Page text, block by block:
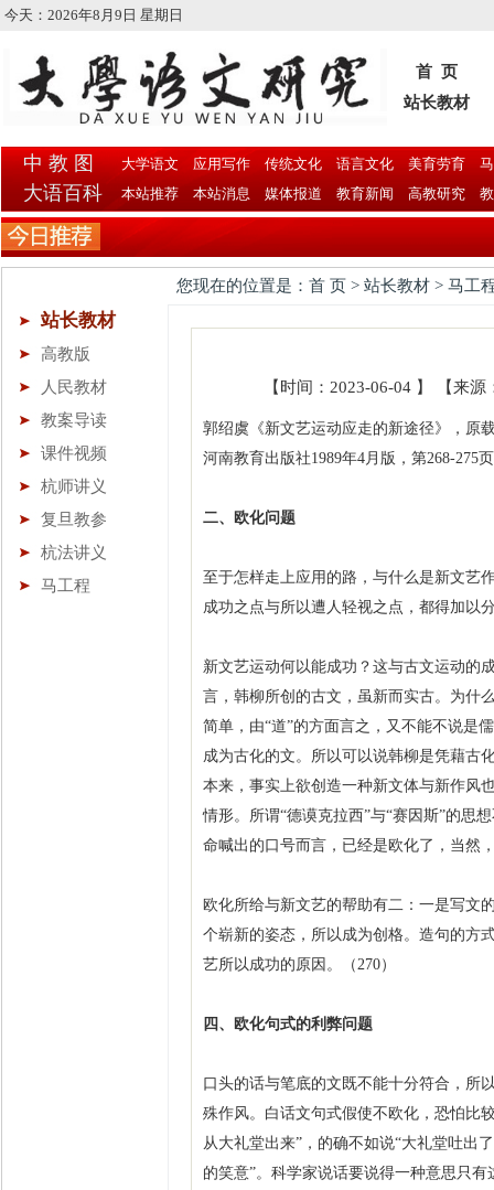
今天： 2026年8月9日 星期日
首 页
站长教材
中 教 图
大语百科
大学语文 应用写作 传统文化 语言文化 美育劳育
本站推荐
本站消息 媒体报道 教育新闻 高教研究
您现在的位置是：首 页 > 站长教材 > 马工
站长教材
高教版
人民教材
教案导读
课件视频
杭师讲义
复旦教参
杭法讲义
马工程
【时间：2023-06-04 】 【来
郭绍虞《新文艺运动应走的新途径》，原
河南教育出版社1989年4月版，第268-275
二、欧化问题
至于怎样走上应用的路，与什么是新文艺
成功之点与所以遭人轻视之点，都得加以
新文艺运动何以能成功？这与古文运动的
言，韩柳所创的古文，虽新而实古。为什
简单，由“道”的方面言之，又不能不说是
成为古化的文。所以可以说韩柳是凭藉古
本来，事实上欲创造一种新文体与新作风
情形。所谓“德谟克拉西”与“赛因斯”的思
命喊出的口号而言，已经是欧化了，当然
欧化所给与新文艺的帮助有二：一是写文
个崭新的姿态，所以成为创格。造句的方
艺所以成功的原因。（270）
四、欧化句式的利弊问题
口头的话与笔底的文既不能十分符合，所
殊作风。白话文句式假使不欧化，恐怕比
从大礼堂出来”，的确不如说“大礼堂吐出
的笑意”。科学家说话要说得一种意思只